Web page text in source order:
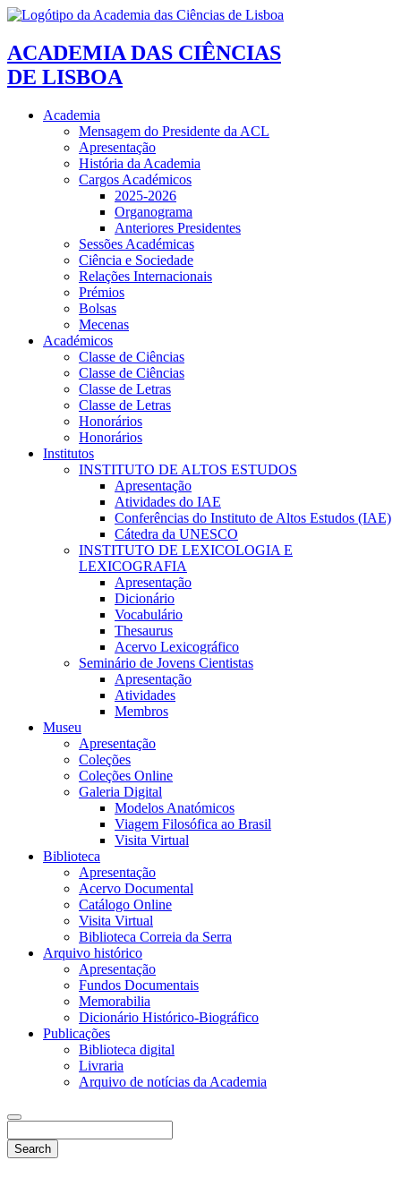
ACADEMIA DAS CIÊNCIAS
DE LISBOA
Academia
Mensagem do Presidente da ACL
Apresentação
História da Academia
Cargos Académicos
2025-2026
Organograma
Anteriores Presidentes
Sessões Académicas
Ciência e Sociedade
Relações Internacionais
Prémios
Bolsas
Mecenas
Académicos
Classe de Ciências
Classe de Ciências
Classe de Letras
Classe de Letras
Honorários
Honorários
Institutos
INSTITUTO DE ALTOS ESTUDOS
Apresentação
Atividades do IAE
Conferências do Instituto de Altos Estudos (IAE)
Cátedra da UNESCO
INSTITUTO DE LEXICOLOGIA E
LEXICOGRAFIA
Apresentação
Dicionário
Vocabulário
Thesaurus
Acervo Lexicográfico
Seminário de Jovens Cientistas
Apresentação
Atividades
Membros
Museu
Apresentação
Coleções
Coleções Online
Galeria Digital
Modelos Anatómicos
Viagem Filosófica ao Brasil
Visita Virtual
Biblioteca
Apresentação
Acervo Documental
Catálogo Online
Visita Virtual
Biblioteca Correia da Serra
Arquivo histórico
Apresentação
Fundos Documentais
Memorabilia
Dicionário Histórico-Biográfico
Publicações
Biblioteca digital
Livraria
Arquivo de notícias da Academia